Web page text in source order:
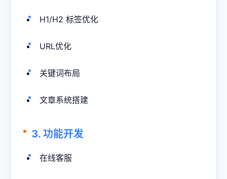
H1/H2 标签优化
URL优化
关键词布局
文章系统搭建
3. 功能开发
在线客服